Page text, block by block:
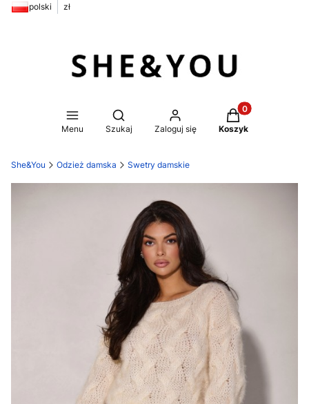
polski zł
Menu
Otwórz wyszukiwarkę
Szukaj Zaloguj się
Produkty w
Koszyk
She&You Odzież damska Swetry damskie